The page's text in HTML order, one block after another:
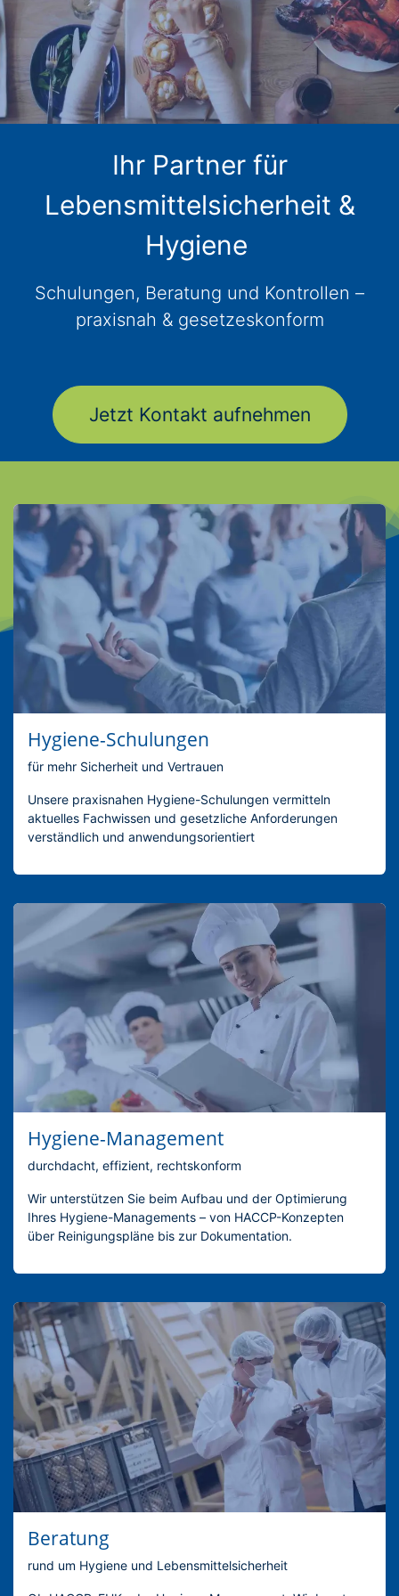
Ihr Partner für
Lebensmittelsicherheit &
Hygiene
Schulungen, Beratung und Kontrollen –
praxisnah & gesetzeskonform
Jetzt Kontakt aufnehmen
Hygiene-Schulungen
für mehr Sicherheit und Vertrauen
Unsere praxisnahen Hygiene-Schulungen vermitteln
aktuelles Fachwissen und gesetzliche Anforderungen
verständlich und anwendungsorientiert
Hygiene-Management
durchdacht, effizient, rechtskonform
Wir unterstützen Sie beim Aufbau und der Optimierung
Ihres Hygiene-Managements – von HACCP-Konzepten
über Reinigungspläne bis zur Dokumentation.
Beratung
rund um Hygiene und Lebensmittelsicherheit